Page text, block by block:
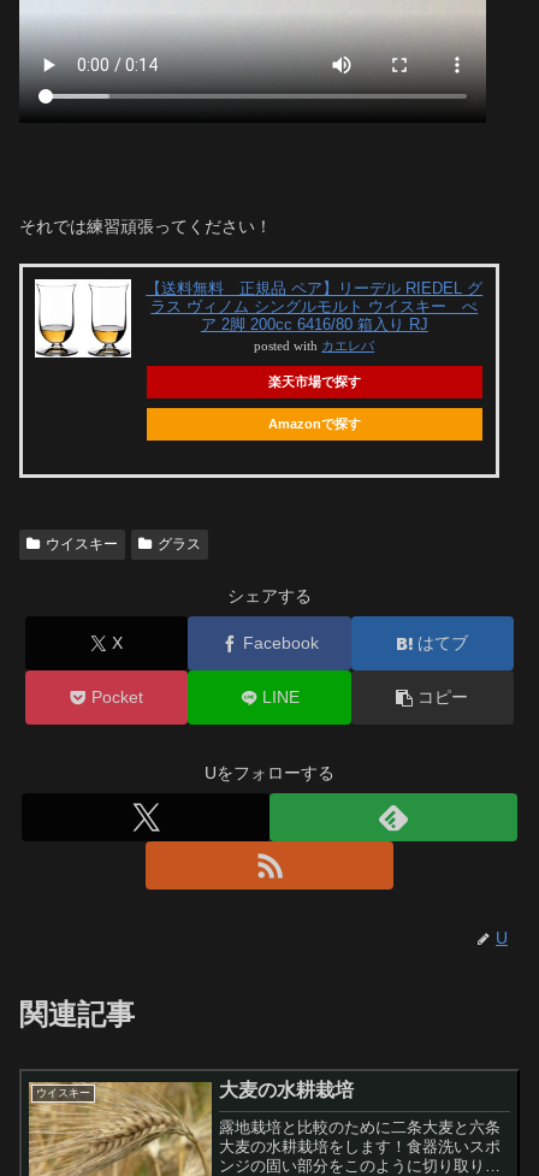
それでは練習頑張ってください！
【送料無料 正規品 ペア】リーデル RIEDEL グ
ラス ヴィノム シングルモルト ウイスキー ぺ
ア 2脚 200cc 6416/80 箱入り RJ
posted with カエレバ
楽天市場で探す
Amazonで探す
ウイスキー グラス
シェアする
X Facebook はてブ
Pocket LINE コピー
Uをフォローする
U
関連記事
ウイスキー 大麦の水耕栽培
露地栽培と比較のために二条大麦と六条
大麦の水耕栽培をします！食器洗いスポ
ンジの固い部分をこのように切り取り半